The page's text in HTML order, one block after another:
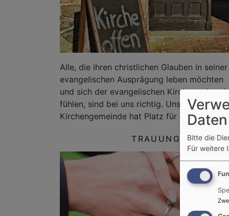
Alle, die ihren christlichen Glauben in seiner
evangelischen Ausprägung leben möchten
und sich der evangelischen Kirche
fühlen, sind bei uns richtig. Unsere
Kirchengemeinde hat Platz für die
TRAUUNG
Bitte die
Für weitere